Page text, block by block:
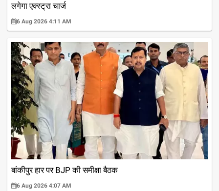
लगेगा एक्स्ट्रा चार्ज
6 Aug 2026 4:11 AM
बांकीपुर हार पर BJP की समीक्षा बैठक
6 Aug 2026 4:07 AM